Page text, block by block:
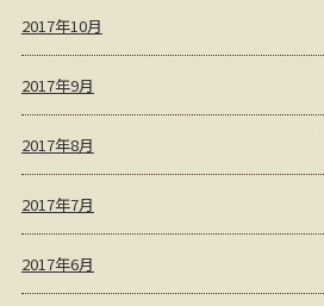
2017年10月
2017年9月
2017年8月
2017年7月
2017年6月